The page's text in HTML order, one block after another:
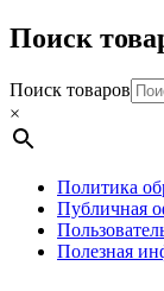
Поиск
Поиск товаров
×
Политика
Публичная
Полезная